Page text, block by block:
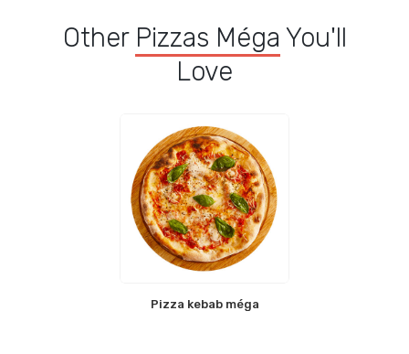
Other Pizzas Méga You'll
Love
Pizza kebab méga